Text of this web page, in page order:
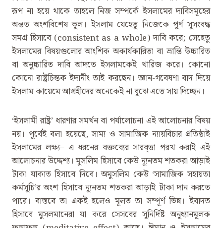
রূপ না হয়ে থাকে তাহলে নিজ সম্পর্কে ইসলামের দাবিসমূহের
অন্তত অংশবিশেষ ভুল। ইসলাম যেহেতু নিজেকে পূর্ণ সুসংবদ্ধ
সমগ্র হিসাবে (consistent as a whole) দাবি করে; সেহেতু
ইসলামের বিষয়গুলোর আংশিক অকার্যকারিতা বা ভ্রান্তি উচ্চারিত
বা অনুচ্চারিত দাবি আদতে ইসলামকেই খারিজ করে। কোনো
কোনো রাষ্ট্রচিন্তক ইদানীং তাই করছেন। জ্ঞান-গবেষণা বাদ দিয়ে
ইসলাম কায়েমে আগ্রহীদের অনেকেই না বুঝে এতে সায় দিচ্ছেন।
‘ইসলামী রাষ্ট্র’ ধারণার সমর্থন বা পর্যালোচনা এই আলোচনার বিষয়
নয়। পূর্বেই বলা হয়েছে, সাম্য ও সামাজিক ন্যায়বিচার প্রতিষ্ঠাই
ইসলামের লক্ষ্য– এ ধরনের বক্তব্যের সারব্ত্তা পরখ করাই এই
আলোচনার উদ্দেশ্য। মুসলিম হিসাবে কেউ ন্যূনতম শতকরা আড়াই
টাকা যাকাত হিসাবে দিবে। অমুসলিম কেউ ‘সামাজিক সহায়তা
কর্মসূচি’র অংশ হিসাবে ন্যূনতম শতকরা আড়াই টাকা দান করতে
পারে। বাস্তবে তা একই হলেও মূলত তা সম্পূর্ণ ভিন্ন। ইবাদত
হিসাবে মুসলমানেরা যা করে সেসবের সুনির্দিষ্ট অনুধ্যানমূলক